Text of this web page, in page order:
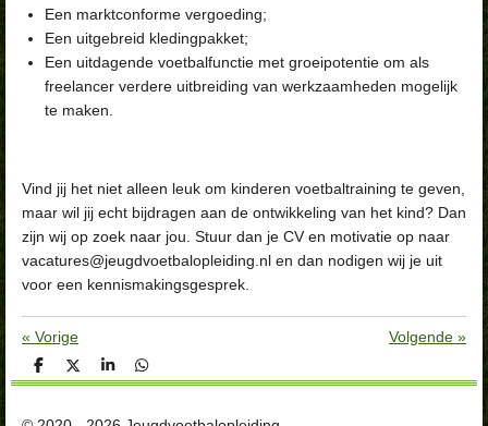
Een marktconforme vergoeding;
Een uitgebreid kledingpakket;
Een uitdagende voetbalfunctie met groeipotentie om als
freelancer verdere uitbreiding van werkzaamheden mogelijk
te maken.
Vind jij het niet alleen leuk om kinderen voetbaltraining te geven,
maar wil jij echt bijdragen aan de ontwikkeling van het kind? Dan
zijn wij op zoek naar jou. Stuur dan je CV en motivatie op naar
vacatures@jeugdvoetbalopleiding.nl en dan nodigen wij je uit
voor een kennismakingsgesprek.
« Vorige Volgende »
D
e
e
D
e
S
h
r
D
e